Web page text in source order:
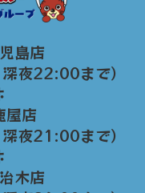
島店
夜22:00まで）
屋店
夜21:00まで）
木店